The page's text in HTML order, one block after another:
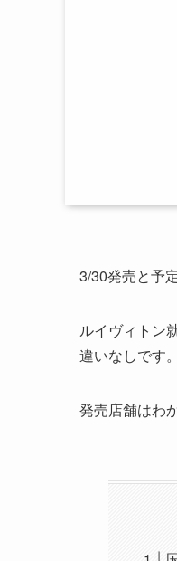
3/30発売と予
ルイヴィトン
違いなしです。
発売店舗はわ